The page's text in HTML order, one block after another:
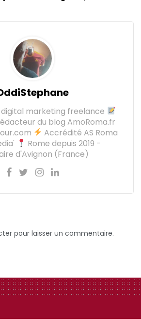
marketing freelance
du blog AmoRoma.fr
Accrédité AS Roma
Rome depuis 2019 -
d'Avignon (France)
pour laisser un commentaire.